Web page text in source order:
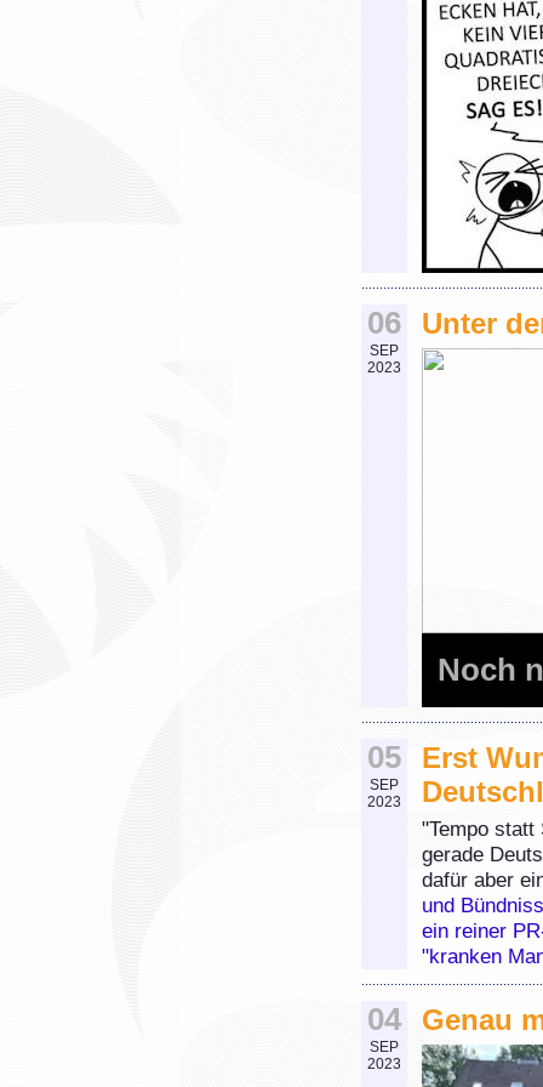
06
SEP
2023
Unter
Noch
05
SEP
2023
Erst
"Tempo
gerade
dafür aber
und
ein reiner
"kranken
04
SEP
2023
Genau